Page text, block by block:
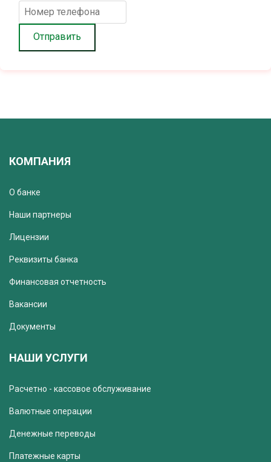
Отправить
КОМПАНИЯ
О банке
Наши партнеры
Лицензии
Реквизиты банка
Финансовая отчетность
Вакансии
Документы
НАШИ УСЛУГИ
Расчетно - кассовое обслуживание
Валютные операции
Денежные переводы
Платежные карты